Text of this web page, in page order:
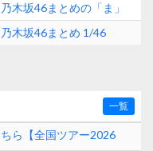
乃木坂46まとめの「ま」
乃木坂46まとめ 1/46
一覧
ら【全国ツアー2026